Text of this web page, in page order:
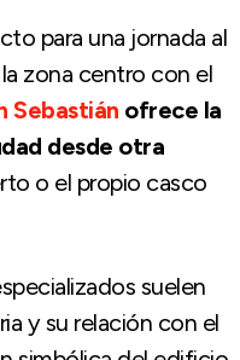
para una jornada al
zona centro con el
Sebastián ofrece la
desde otra
o el propio casco
suelen
y su relación con el